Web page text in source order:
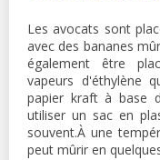
Les avocats sont
avec des bananes
également être
vapeurs d'éthylène
papier kraft à base
utiliser un sac en
souvent.À une
peut mûrir en